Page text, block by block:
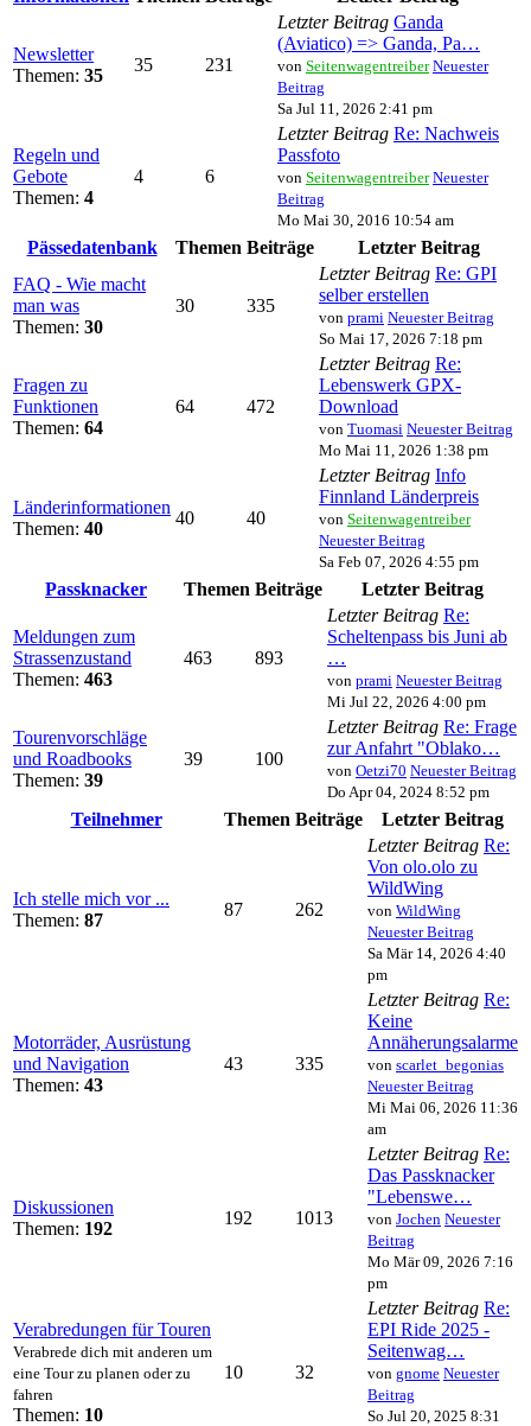
Newsletter
Themen: 35
35 231
Letzter Beitrag Ganda
(Aviatico) => Ganda, Pa…
von Seitenwagentreiber Neuester
Beitrag
Sa Jul 11, 2026 2:41 pm
Regeln und
Gebote
Themen: 4
4 6
Letzter Beitrag Re: Nachweis
Passfoto
von Seitenwagentreiber Neuester
Beitrag
Mo Mai 30, 2016 10:54 am
Pässedatenbank Themen Beiträge
Letzter Beitrag
FAQ - Wie macht
man was
Themen: 30
30 335
Letzter Beitrag Re: GPI
selber erstellen
von prami Neuester Beitrag
So Mai 17, 2026 7:18 pm
Fragen zu
Funktionen
Themen: 64
64 472
Letzter Beitrag Re:
Lebenswerk GPX-
Download
von Tuomasi Neuester Beitrag
Mo Mai 11, 2026 1:38 pm
Länderinformationen
Themen: 40
40 40
Letzter Beitrag Info
Finnland Länderpreis
von Seitenwagentreiber
Neuester Beitrag
Sa Feb 07, 2026 4:55 pm
Passknacker Themen Beiträge Letzter Beitrag
Meldungen zum
Strassenzustand
Themen: 463
463 893
Letzter Beitrag Re:
Scheltenpass bis Juni ab
…
von prami Neuester Beitrag
Mi Jul 22, 2026 4:00 pm
Tourenvorschläge
und Roadbooks
Themen: 39
39 100
Letzter Beitrag Re: Frage
zur Anfahrt "Oblako…
von Oetzi70 Neuester Beitrag
Do Apr 04, 2024 8:52 pm
Teilnehmer Themen Beiträge Letzter Beitrag
Ich stelle mich vor ...
Themen: 87
87 262
Letzter Beitrag Re:
Von olo.olo zu
WildWing
von WildWing
Neuester Beitrag
Sa Mär 14, 2026 4:40
pm
Motorräder, Ausrüstung
und Navigation
Themen: 43
43 335
Letzter Beitrag Re:
Keine
Annäherungsalarme
von scarlet_begonias
Neuester Beitrag
Mi Mai 06, 2026 11:36
am
Diskussionen
Themen: 192
192 1013
Letzter Beitrag Re:
Das Passknacker
"Lebenswe…
von Jochen Neuester
Beitrag
Mo Mär 09, 2026 7:16
pm
Verabredungen für Touren
Verabrede dich mit anderen um
eine Tour zu planen oder zu
fahren
Themen: 10
10 32
Letzter Beitrag Re:
EPI Ride 2025 -
Seitenwag…
von gnome Neuester
Beitrag
So Jul 20, 2025 8:31